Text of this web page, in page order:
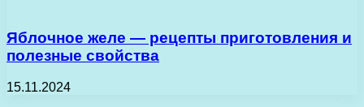
Яблочное желе — рецепты приготовления и
полезные свойства
15.11.2024